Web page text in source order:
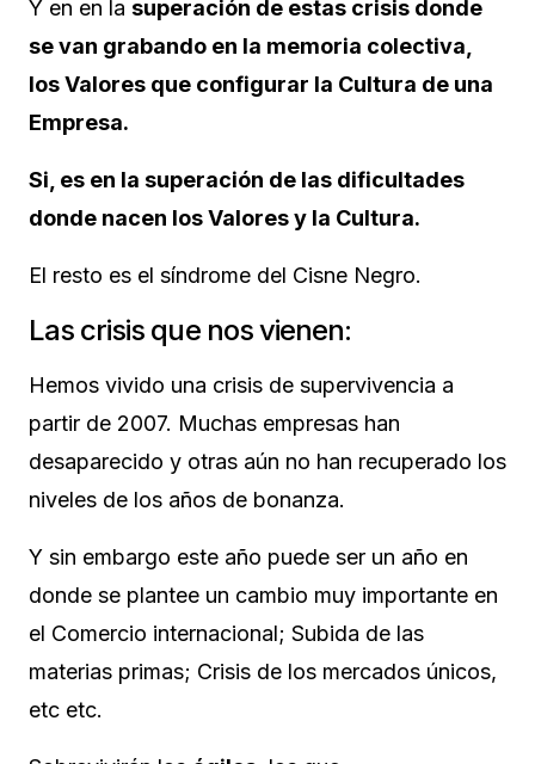
Y en en la superación de estas crisis donde
se van grabando en la memoria colectiva,
los Valores que configurar la Cultura de una
Empresa.
Si, es en la superación de las dificultades
donde nacen los Valores y la Cultura.
El resto es el síndrome del Cisne Negro.
Las crisis que nos vienen:
Hemos vivido una crisis de supervivencia a
partir de 2007. Muchas empresas han
desaparecido y otras aún no han recuperado los
niveles de los años de bonanza.
Y sin embargo este año puede ser un año en
donde se plantee un cambio muy importante en
el Comercio internacional; Subida de las
materias primas; Crisis de los mercados únicos,
etc etc.